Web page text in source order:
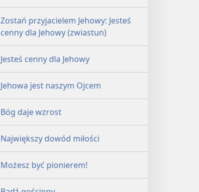
Zostań przyjacielem Jehowy: Jesteś
cenny dla Jehowy (zwiastun)
Jesteś cenny dla Jehowy
Jehowa jest naszym Ojcem
Bóg daje wzrost
Największy dowód miłości
Możesz być pionierem!